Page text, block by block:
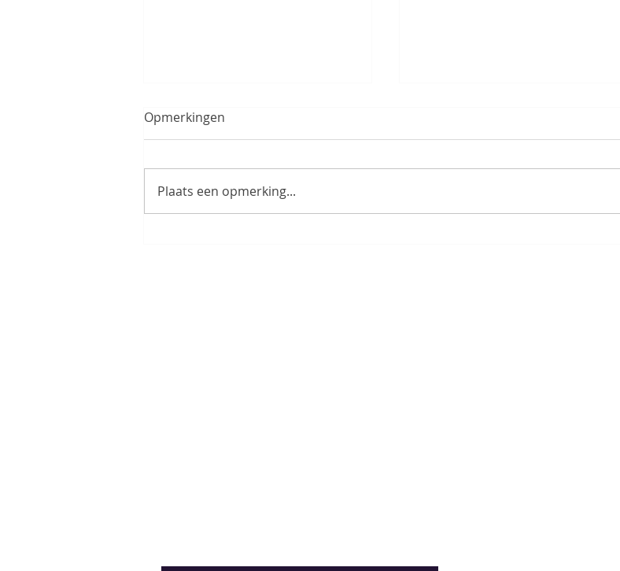
Opmerkingen
Plaats een opmerking...